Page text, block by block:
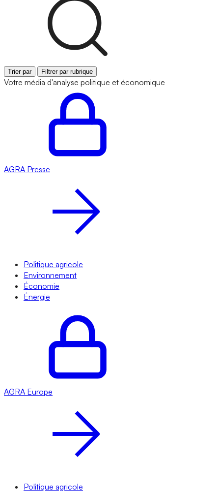
Trier par Filtrer par rubrique
Votre média d'analyse politique et économique
AGRA Presse
Politique agricole
Environnement
Économie
Énergie
AGRA Europe
Politique agricole